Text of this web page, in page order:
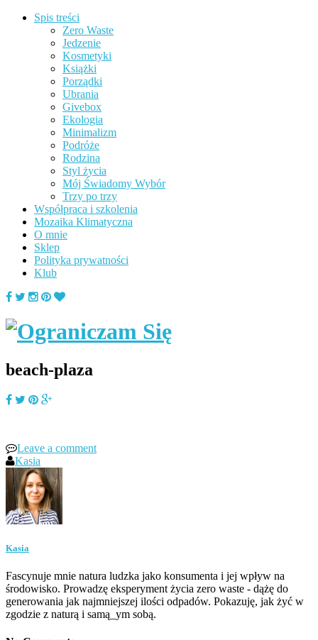
Spis treści
Zero Waste
Jedzenie
Kosmetyki
Książki
Porządki
Ubrania
Givebox
Ekologia
Minimalizm
Podróże
Rodzina
Styl życia
Mój Świadomy Wybór
Trzy po trzy
Współpraca i szkolenia
Mozaika Klimatyczna
O mnie
Sklep
Polityka prywatności
Klub
beach-plaza
Leave a comment
Kasia
Kasia
Fascynuje mnie natura ludzka jako konsumenta i jej wpływ na
środowisko. Prowadzę eksperyment życia zero waste - dążę do
generowania jak najmniejszej ilości odpadów. Pokazuję, jak żyć w
zgodzie z naturą i samą_ym sobą.